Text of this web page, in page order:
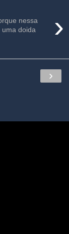
›
nessa
doida
›